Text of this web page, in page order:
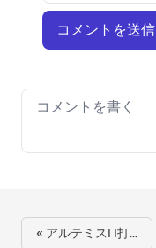
コメントを送信
Your comment
« アルテミスI I打…